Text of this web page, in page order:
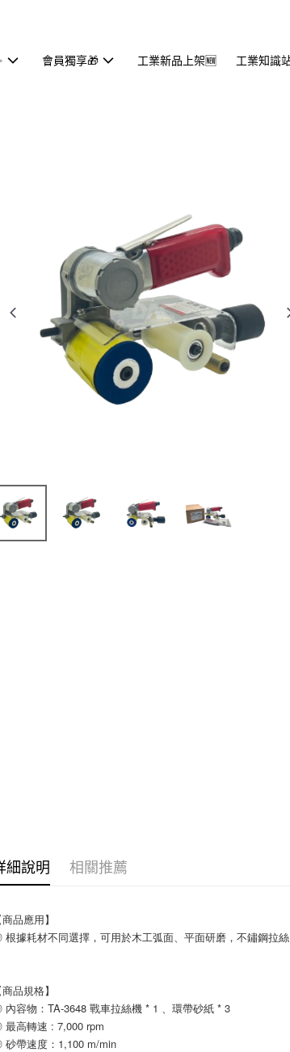
會員獨享🎁 工業新品上架🆕 工業知識
細說明 相關推薦
商品應用】
據耗材不同選擇，可用於木工弧面、平面研磨，不鏽鋼拉
商品規格】
容物：TA-3648 戰車拉絲機 * 1 、環帶砂紙 * 3
高轉速 : 7,000 rpm
帶速度：1,100 m/min